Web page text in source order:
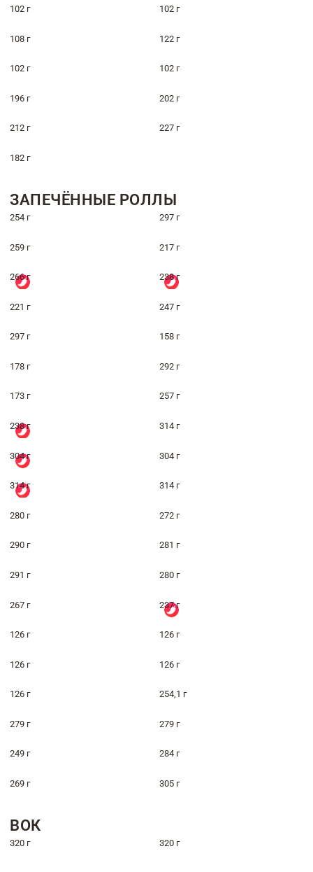
102 г 102 г
108 г 122 г
102 г 102 г
196 г 202 г
212 г 227 г
182 г
ЗАПЕЧЁННЫЕ РОЛЛЫ
254 г 297 г
259 г 217 г
266 г 238 г
221 г 247 г
297 г 158 г
178 г 292 г
173 г 257 г
238 г 314 г
304 г 304 г
314 г 314 г
280 г 272 г
290 г 281 г
291 г 280 г
267 г 237 г
126 г 126 г
126 г 126 г
126 г 254,1 г
279 г 279 г
249 г 284 г
269 г 305 г
ВОК
320 г 320 г